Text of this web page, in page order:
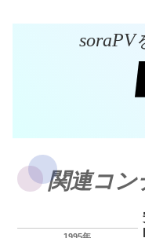
soraPV
関連コン